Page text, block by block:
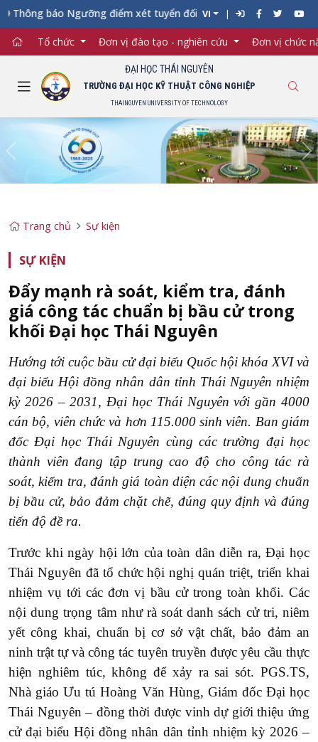
báo Ngưỡng điểm xét tuyển đối với từng ngành đào tạo
VI
Tổ chức Đơn vị đào tạo - nghiên cứu Đơn vị chức
ĐẠI HỌC THÁI NGUYÊN
TRƯỜNG ĐẠI HỌC KỸ THUẬT CÔNG NGHIỆP
THAINGUYEN UNIVERSITY OF TECHNOLOGY
Previous
Trang chủ Sự kiện
SỰ KIỆN
Đẩy mạnh rà soát, kiểm tra, đánh
giá công tác chuẩn bị bầu cử trong
khối Đại học Thái Nguyên
Hướng tới cuộc bầu cử đại biểu Quốc hội khóa XVI và
đại biểu Hội đồng nhân dân tỉnh Thái Nguyên nhiệm
kỳ 2026 – 2031, Đại học Thái Nguyên với gần 4000
cán bộ, viên chức và hơn 115.000 sinh viên. Ban giám
đốc Đại học Thái Nguyên cùng các trường đại học
thành viên đang tập trung cao độ cho công tác rà
soát, kiểm tra, đánh giá toàn diện các nội dung chuẩn
bị bầu cử, bảo đảm chặt chẽ, đúng quy định và đúng
tiến độ đề ra.
Trước khi ngày hội lớn của toàn dân diễn ra, Đại học
Thái Nguyên đã tổ chức hội nghị quán triệt, triển khai
nhiệm vụ tới các đơn vị bầu cử trong toàn khối. Các
nội dung trọng tâm như rà soát danh sách cử tri, niêm
yết công khai, chuẩn bị cơ sở vật chất, bảo đảm an
ninh trật tự và công tác tuyên truyền được yêu cầu thực
hiện nghiêm túc, không để xảy ra sai sót. PGS.TS,
Nhà giáo Ưu tú Hoàng Văn Hùng, Giám đốc Đại học
Thái Nguyên – đồng thời được vinh dự giới thiệu ứng
cử đại biểu Hội đồng nhân dân tỉnh nhiệm kỳ 2026 –